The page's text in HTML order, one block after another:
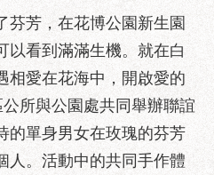
芬芳，在花博公園新生園
以看到滿滿生機。就在白
相愛在花海中，開啟愛的
所與公園處共同舉辦聯誼
的單身男女在玫瑰的芬芳
人。活動中的共同手作體